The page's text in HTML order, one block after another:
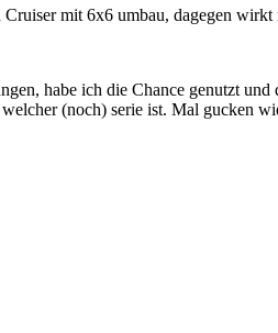
mit 6x6 umbau, dagegen
habe ich die Chance genutzt
(noch) serie ist. Mal gucken